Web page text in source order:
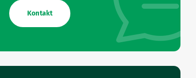
Kontakt